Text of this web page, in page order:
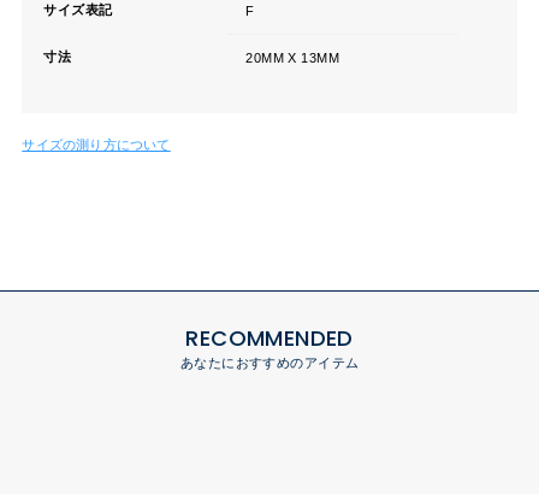
サイズ表記 F
寸法 20MM X 13MM
サイズの測り方について
RECOMMENDED
あなたにおすすめのアイテム